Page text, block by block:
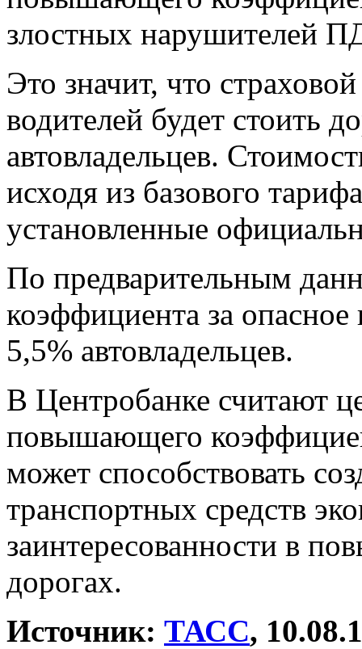
злостных нарушителей
Это значит, что
водителей будет стоить
автовладельцев.
исходя из базового
установленные
По предварительным
коэффициента за
5,5% автовладельцев.
В Центробанке считают
повышающего
может способствовать
транспортных средств
заинтересованности в
дорогах.
Источник: ТАСС,